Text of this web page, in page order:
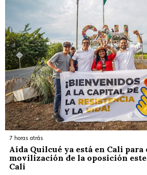
7 horas atrás
Aída Quilcué ya está en Cali para
movilización de la oposición este
Cali